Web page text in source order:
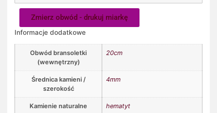
Zmierz obwód - drukuj miarkę
Informacje dodatkowe
Obwód bransoletki
(wewnętrzny)
20cm
Średnica kamieni /
szerokość
4mm
Kamienie naturalne hematyt